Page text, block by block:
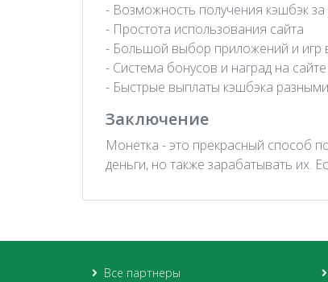
- Возможность получения кэшбэк
- Простота использования сайта
- Большой выбор приложений и игр
- Система бонусов и наград на
- Быстрые выплаты кэшбэка
Заключение
Монетка - это прекрасный способ
деньги, но также зарабатывать
Все партнеры